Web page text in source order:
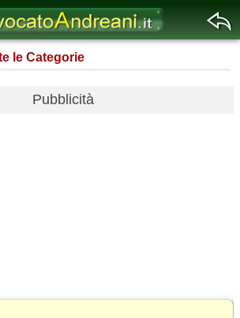
le Categorie
Pubblicità